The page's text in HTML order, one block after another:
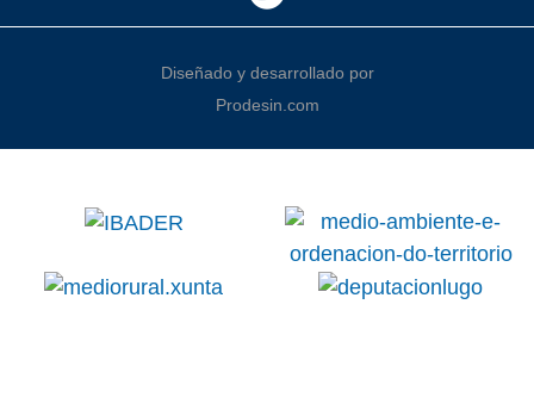
Diseñado y desarrollado por
Prodesin.com